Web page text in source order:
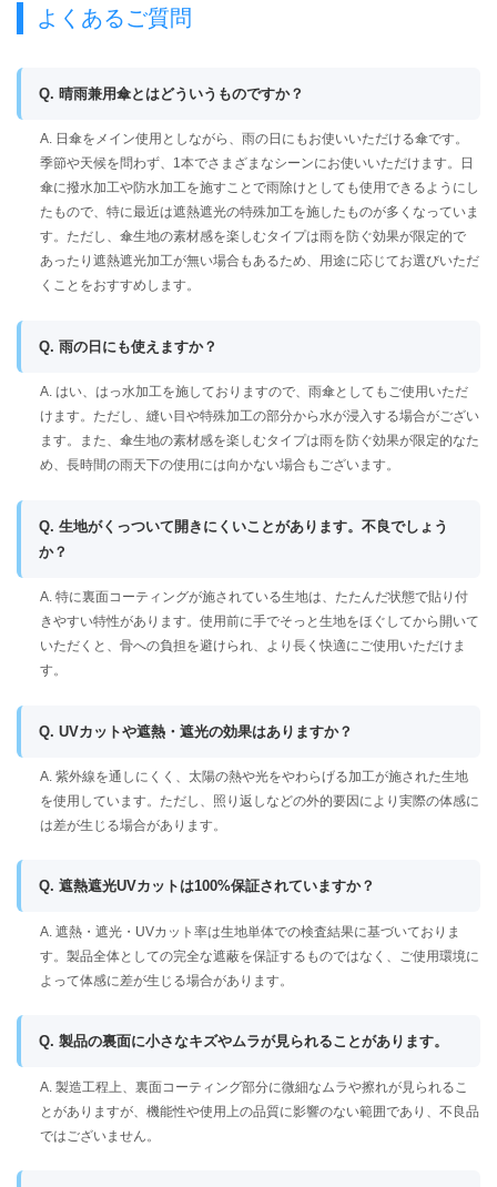
よくあるご質問
Q. 晴雨兼用傘とはどういうものですか？
A. 日傘をメイン使用としながら、雨の日にもお使いいただける傘です。
季節や天候を問わず、1本でさまざまなシーンにお使いいただけます。日
傘に撥水加工や防水加工を施すことで雨除けとしても使用できるようにし
たもので、特に最近は遮熱遮光の特殊加工を施したものが多くなっていま
す。ただし、傘生地の素材感を楽しむタイプは雨を防ぐ効果が限定的で
あったり遮熱遮光加工が無い場合もあるため、用途に応じてお選びいただ
くことをおすすめします。
Q. 雨の日にも使えますか？
A. はい、はっ水加工を施しておりますので、雨傘としてもご使用いただ
けます。ただし、縫い目や特殊加工の部分から水が浸入する場合がござい
ます。また、傘生地の素材感を楽しむタイプは雨を防ぐ効果が限定的なた
め、長時間の雨天下の使用には向かない場合もございます。
Q. 生地がくっついて開きにくいことがあります。不良でしょう
か？
A. 特に裏面コーティングが施されている生地は、たたんだ状態で貼り付
きやすい特性があります。使用前に手でそっと生地をほぐしてから開いて
いただくと、骨への負担を避けられ、より長く快適にご使用いただけま
す。
Q. UVカットや遮熱・遮光の効果はありますか？
A. 紫外線を通しにくく、太陽の熱や光をやわらげる加工が施された生地
を使用しています。ただし、照り返しなどの外的要因により実際の体感に
は差が生じる場合があります。
Q. 遮熱遮光UVカットは100%保証されていますか？
A. 遮熱・遮光・UVカット率は生地単体での検査結果に基づいておりま
す。製品全体としての完全な遮蔽を保証するものではなく、ご使用環境に
よって体感に差が生じる場合があります。
Q. 製品の裏面に小さなキズやムラが見られることがあります。
A. 製造工程上、裏面コーティング部分に微細なムラや擦れが見られるこ
とがありますが、機能性や使用上の品質に影響のない範囲であり、不良品
ではございません。